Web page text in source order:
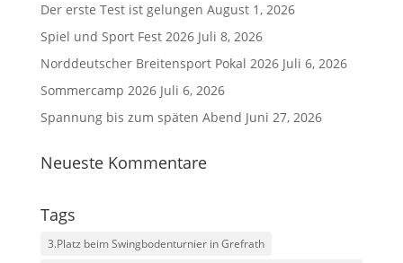
Der erste Test ist gelungen August 1, 2026
Spiel und Sport Fest 2026 Juli 8, 2026
Norddeutscher Breitensport Pokal 2026 Juli 6, 2026
Sommercamp 2026 Juli 6, 2026
Spannung bis zum späten Abend Juni 27, 2026
Neueste Kommentare
Tags
3.Platz beim Swingbodenturnier in Grefrath